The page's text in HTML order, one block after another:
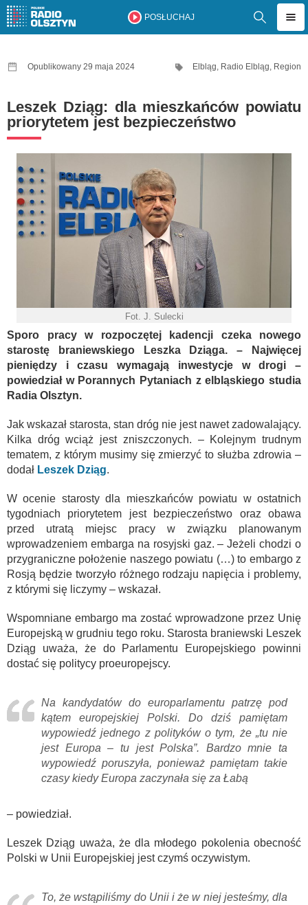
POSŁUCHAJ
Opublikowany 29 maja 2024 Elbląg, Radio Elbląg, Region
Leszek Dziąg: dla mieszkańców powiatu
priorytetem jest bezpieczeństwo
Fot. J. Sulecki
Sporo pracy w rozpoczętej kadencji czeka nowego
starostę braniewskiego Leszka Dziąga. – Najwięcej
pieniędzy i czasu wymagają inwestycje w drogi –
powiedział w Porannych Pytaniach z elbląskiego studia
Radia Olsztyn.
Jak wskazał starosta, stan dróg nie jest nawet zadowalający.
Kilka dróg wciąż jest zniszczonych. – Kolejnym trudnym
tematem, z którym musimy się zmierzyć to służba zdrowia –
dodał Leszek Dziąg.
W ocenie starosty dla mieszkańców powiatu w ostatnich
tygodniach priorytetem jest bezpieczeństwo oraz obawa
przed utratą miejsc pracy w związku planowanym
wprowadzeniem embarga na rosyjski gaz. – Jeżeli chodzi o
przygraniczne położenie naszego powiatu (…) to embargo z
Rosją będzie tworzyło różnego rodzaju napięcia i problemy,
z którymi się liczymy – wskazał.
Wspomniane embargo ma zostać wprowadzone przez Unię
Europejską w grudniu tego roku. Starosta braniewski Leszek
Dziąg uważa, że do Parlamentu Europejskiego powinni
dostać się politycy proeuropejscy.
Na kandydatów do europarlamentu patrzę pod
kątem europejskiej Polski. Do dziś pamiętam
wypowiedź jednego z polityków o tym, że „tu nie
jest Europa – tu jest Polska”. Bardzo mnie ta
wypowiedź poruszyła, ponieważ pamiętam takie
czasy kiedy Europa zaczynała się za Łabą
– powiedział.
Leszek Dziąg uważa, że dla młodego pokolenia obecność
Polski w Unii Europejskiej jest czymś oczywistym.
To, że wstąpiliśmy do Unii i że w niej jesteśmy, dla